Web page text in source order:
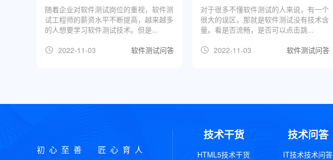
随着企业对软件测试岗位的重视，软件测
试工程师的薪资水平不断提高，越来越多
的人想要学习软件测试技术。但是...
2022-11-03
软件测试问答
对于很多不懂软件测试的人来说，有一个
很大的误区，那就是软件测试没有技术含
量。看是否流畅，是否可以点击跳...
2022-11-03
软件测试问答
初心至善 匠心育人
技术干货
HTML5技术干货
技术问答
IT技术技术问答